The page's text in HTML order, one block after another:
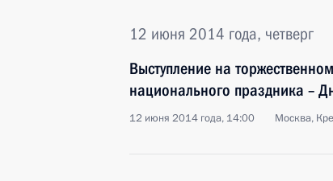
12 июня 2014 года, четверг
Выступление на
национального праздника –
12 июня 2014 года, 14:00 Москва,